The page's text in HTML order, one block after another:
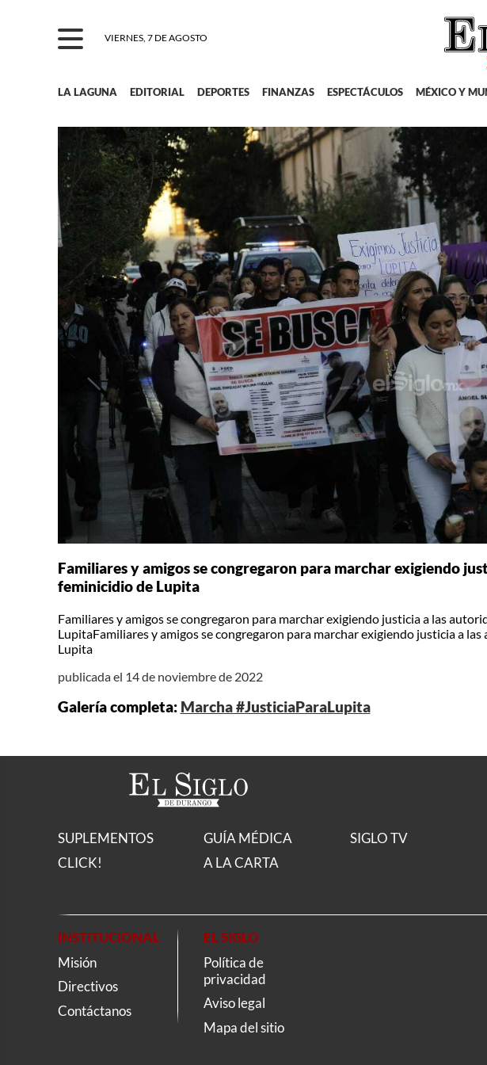
VIERNES, 7 DE AGOSTO
LA LAGUNA EDITORIAL DEPORTES FINANZAS ESPECTÁCULOS MÉXICO Y
Familiares y amigos se congregaron para marchar exigiendo
feminicidio de Lupita
Familiares y amigos se congregaron para marchar exigiendo justicia a las
LupitaFamiliares y amigos se congregaron para marchar exigiendo justicia a
Lupita
publicada el 14 de noviembre de 2022
Galería completa: Marcha #JusticiaParaLupita
SUPLEMENTOS
CLICK!
GUÍA MÉDICA
A LA CARTA
SIGLO TV
INSTITUCIONAL
Misión
Directivos
Contáctanos
EL SIGLO
Política de
privacidad
Aviso legal
Mapa del sitio